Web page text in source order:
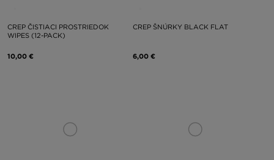
CREP ČISTIACI PROSTRIEDOK
WIPES (12-PACK)
10,00 €
CREP ŠNÚRKY BLACK FLAT
6,00 €